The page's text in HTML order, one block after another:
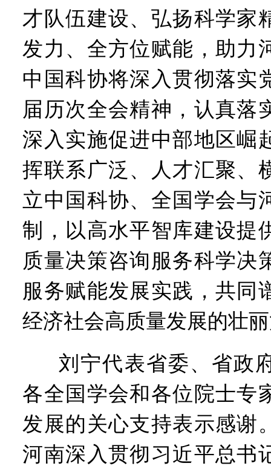
才队伍建设、弘扬科学家
发力、全方位赋能，助力
中国科协将深入贯彻落实
届历次全会精神，认真落
深入实施促进中部地区崛
挥联系广泛、人才汇聚、
立中国科协、全国学会与
制，以高水平智库建设提
质量决策咨询服务科学决
服务赋能发展实践，共同
经济社会高质量发展的壮
刘宁代表省委、省政
各全国学会和各位院士专
发展的关心支持表示感谢
河南深入贯彻习近平总书